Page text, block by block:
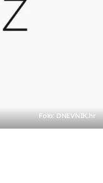
Foto: DNEVNIK.hr